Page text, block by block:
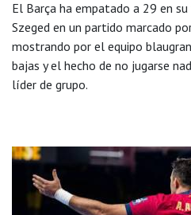
El Barça ha empatado a 29 en
Szeged en un partido marcado
mostrando por el equipo
bajas y el hecho de no jugarse
líder de grupo.